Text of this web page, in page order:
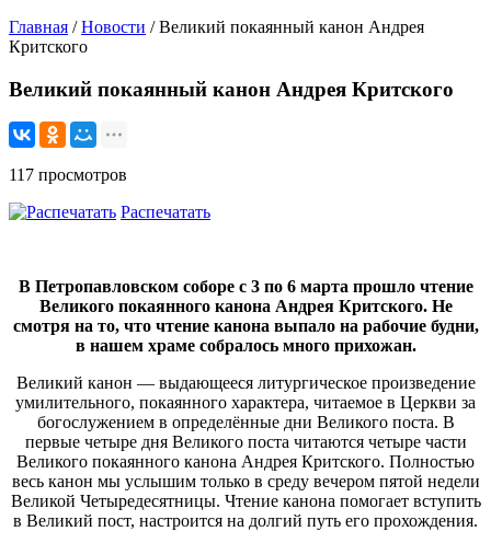
Главная /Новости / Великий покаянный канон Андрея
Критского
Великий покаянный канон Андрея Критского
117 просмотров
Распечатать
В Петропавловском соборе с 3 по 6 марта прошло чтение
Великого покаянного канона Андрея Критского. Не
смотря на то, что чтение канона выпало на рабочие будни,
в нашем храме собралось много прихожан.
Великий канон — выдающееся литургическое произведение
умилительного, покаянного характера, читаемое в Церкви за
богослужением в определённые дни Великого поста. В
первые четыре дня Великого поста читаются четыре части
Великого покаянного канона Андрея Критского. Полностью
весь канон мы услышим только в среду вечером пятой недели
Великой Четыредесятницы. Чтение канона помогает вступить
в Великий пост, настроится на долгий путь его прохождения.